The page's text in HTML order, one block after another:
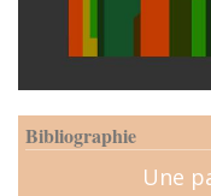
Bibliographie
Une